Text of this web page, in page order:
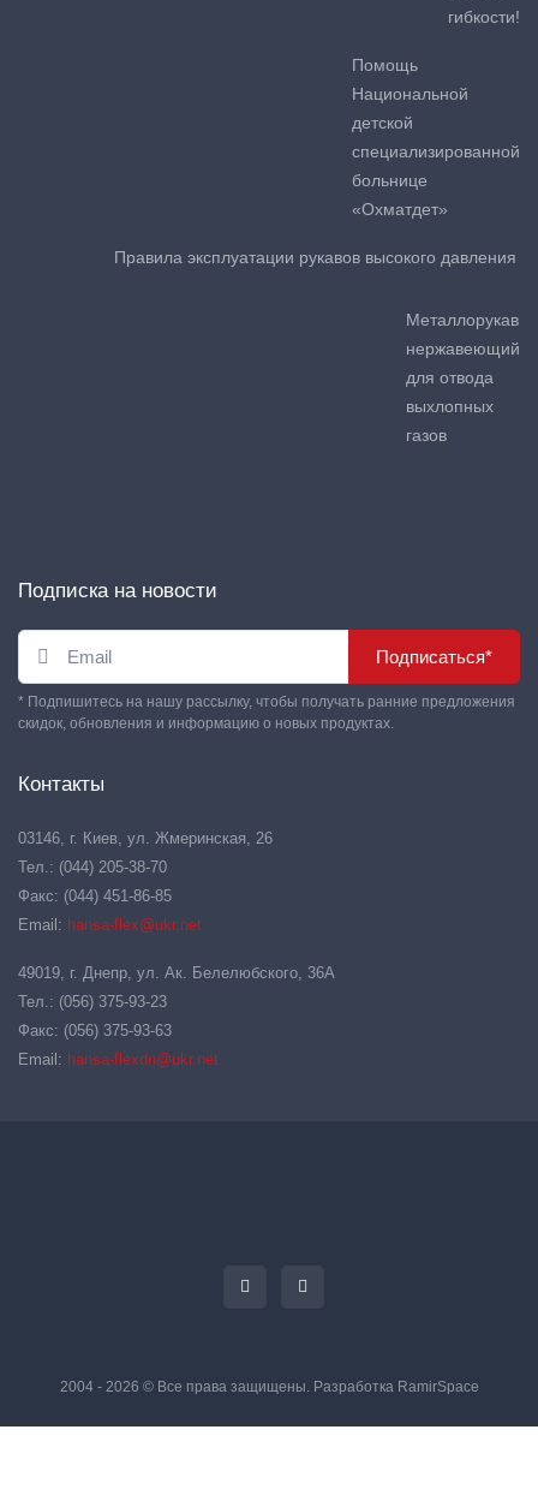
гибкости!
Помощь
Национальной
детской
специализированной
больнице
«Охматдет»
Правила эксплуатации рукавов высокого давления
Металлорукав
нержавеющий
для отвода
выхлопных
газов
Подписка на новости
Подписаться*
* Подпишитесь на нашу рассылку, чтобы получать ранние предложения
скидок, обновления и информацию о новых продуктах.
Контакты
03146, г. Киев, ул. Жмеринская, 26
Тел.: (044) 205-38-70
Факс: (044) 451-86-85
Email: hansa-flex@ukr.net
49019, г. Днепр, ул. Ак. Белелюбского, 36А
Тел.: (056) 375-93-23
Факс: (056) 375-93-63
Email: hansa-flexdn@ukr.net
2004 - 2026 © Все права защищены. Разработка RamirSpace